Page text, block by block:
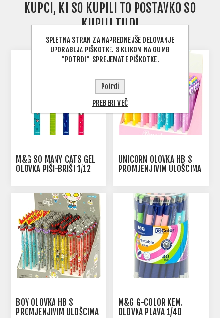
KUPCI, KI SO KUPILI TO POSTAVKO SO
KUPILI TUDI
M&G SO MANY CATS GEL
OLOVKA PIŠI-BRIŠI 1/12
UNICORN OLOVKA HB S
PROMJENJIVIM ULOŠCIMA
BOY OLOVKA HB S
PROMJENJIVIM ULOŠCIMA
M&G G-COLOR KEM.
OLOVKA PLAVA 1/40
SPLETNA STRAN ZA NAPREDNEJŠE DELOVANJE
UPORABLJA PIŠKOTKE. S KLIKOM NA GUMB
"POTRDI" SPREJEMATE PIŠKOTKE.
Potrdi
PREBERI VEČ